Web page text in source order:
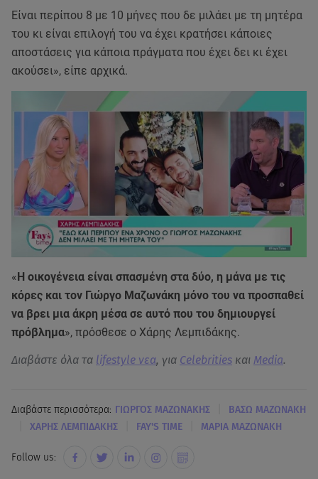
Είναι περίπου 8 με 10 μήνες που δε μιλάει με τη μητέρα
του κι είναι επιλογή του να έχει κρατήσει κάποιες
αποστάσεις για κάποια πράγματα που έχει δει κι έχει
ακούσει», είπε αρχικά.
« Η οικογένεια είναι σπασμένη στα δύο, η μάνα με τις
κόρες και τον Γιώργο Μαζωνάκη μόνο του να προσπαθεί
να βρει μια άκρη μέσα σε αυτό που του δημιουργεί
πρόβλημα», πρόσθεσε ο Χάρης Λεμπιδάκης.
Διαβάστε όλα τα lifestyle νεα, για Celebrities και Media.
Διαβάστε περισσότερα: ΓΙΩΡΓΟΣ ΜΑΖΩΝΑΚΗΣ ΒΑΣΩ ΜΑΖΩΝΑΚΗ
ΧΑΡΗΣ ΛΕΜΠΙΔΑΚΗΣ FAY'S TIME ΜΑΡΙΑ ΜΑΖΩΝΑΚΗ
Follow us: